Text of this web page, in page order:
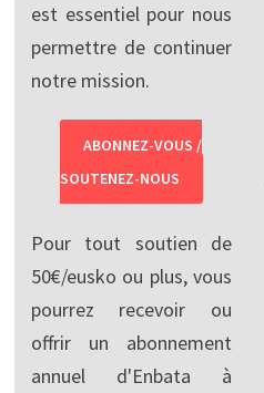
est essentiel pour nous
permettre de continuer
notre mission.
ABONNEZ-VOUS /
SOUTENEZ-NOUS
Pour tout soutien de
50€/eusko ou plus, vous
pourrez recevoir ou
offrir un abonnement
annuel d'Enbata à